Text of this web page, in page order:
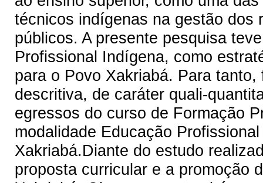
técnicos indígenas na gestão dos
públicos. A presente pesquisa
Profissional Indígena, como
para o Povo Xakriabá. Para
descritiva, de caráter quali-
egressos do curso de Formação
modalidade Educação
Xakriabá.Diante do estudo
proposta curricular e a promoção